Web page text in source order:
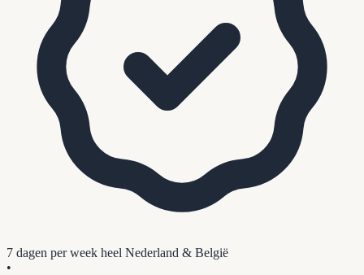
7 dagen per week heel Nederland & België
•